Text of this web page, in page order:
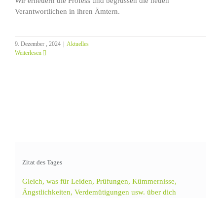
Verantwortlichen in ihren Ämtern.
9. Dezember , 2024
Aktuelles
Weiterlesen
Zitat des Tages
Gleich, was für Leiden, Prüfungen, Kümmernisse,
Ängstlichkeiten, Verdemütigungen usw. über dich